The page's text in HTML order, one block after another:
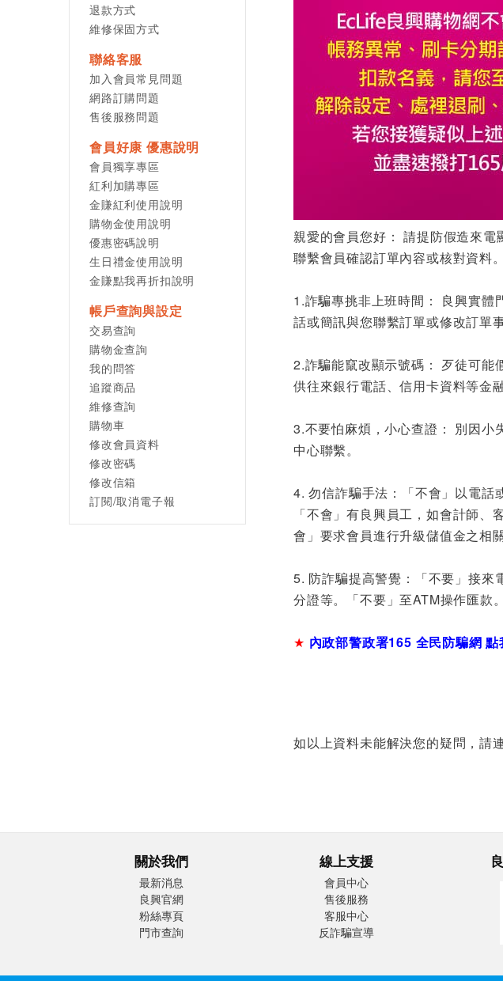
退款方式
維修保固方式
聯絡客服
加入會員常見問題
網路訂購問題
售後服務問題
會員好康 優惠說明
會員獨享專區
紅利加購專區
金賺紅利使用說明
購物金使用說明
優惠密碼說明
生日禮金使用說明
金賺點我再折扣說明
帳戶查詢與設定
交易查詢
購物金查詢
我的問答
追蹤商品
維修查詢
購物車
修改會員資料
修改密碼
修改信箱
訂閱/取消電子報
親愛的會員您好： 請提防假造來
聯繫會員確認訂單內容或核對資料
1.詐騙專挑非上班時間： 良興實體
話或簡訊與您聯繫訂單或修改訂單
2.詐騙能竄改顯示號碼： 歹徒可能
供往來銀行電話、信用卡資料等金
3.不要怕麻煩，小心查證： 別因小
中心聯繫。
4. 勿信詐騙手法：「不會」以電話
「不會」有良興員工，如會計師
會」要求會員進行升級儲值金之相關
5. 防詐騙提高警覺：「不要」接來
分證等。「不要」至ATM操作匯款
★ 內政部警政署165 全民防騙網 點
如以上資料未能解決您的疑問，請
關於我們
最新消息
良興官網
粉絲專頁
門市查詢
線上支援
會員中心
售後服務
客服中心
反詐騙宣導